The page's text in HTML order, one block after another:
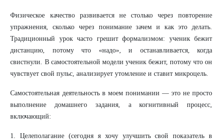
Физическое качество развивается не столько через повторение
упражнения, сколько через понимание зачем и как это делать.
Традиционный урок часто грешит формализмом: ученик бежит
дистанцию, потому что «надо», и останавливается, когда
свистнули. В самостоятельной модели ученик бежит, потому что он
чувствует свой пульс, анализирует утомление и ставит микроцель.
Самостоятельная деятельность в моем понимании — это не просто
выполнение домашнего задания, а когнитивный процесс,
включающий:
1. Целеполагание (сегодня я хочу улучшить свой показатель в